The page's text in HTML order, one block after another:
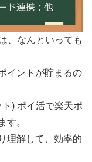
、なんといっても
イントが貯まるの
) ポイ活で楽天ポ
す。
理解して、効率的